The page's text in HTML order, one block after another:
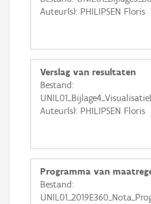
Basis Lagen
Ortho
GRB-Basiskaart in
Auteur(s): PHILIPSEN Floris
Verslag van resultaten
Bestand:
Auteur(s): PHILIPSEN Floris
Programma van
Bestand: